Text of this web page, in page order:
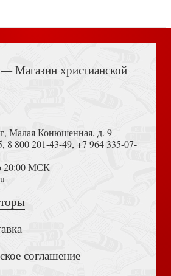
(Лепта Книга, Скрижаль)
на Евангельские притчи
(Тихоний Африканский)
христианской
Малая Конюшенная, д. 9
, 8 800 201-43-49, +7 964 335-07-
20:00 МСК
соглашение